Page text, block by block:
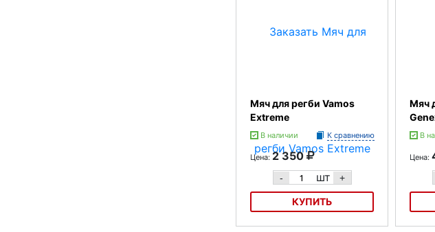
Мяч для регби Vamos
Extreme
В наличии К сравнению
Цена: 2 350
- шт +
КУПИТЬ
Мяч
В
Цена: